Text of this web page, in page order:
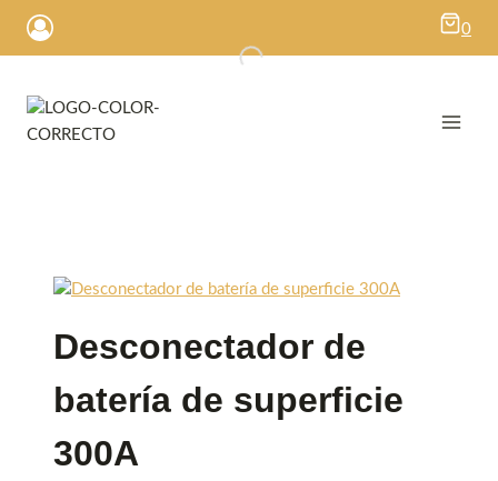
Saltar
0
Desconectador de
batería de superficie
300A